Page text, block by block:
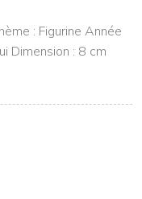
: Figurine Année
Dimension : 8 cm